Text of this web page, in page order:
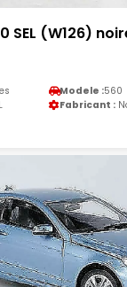
SEL (W126)
Modele :560
Fabricant :